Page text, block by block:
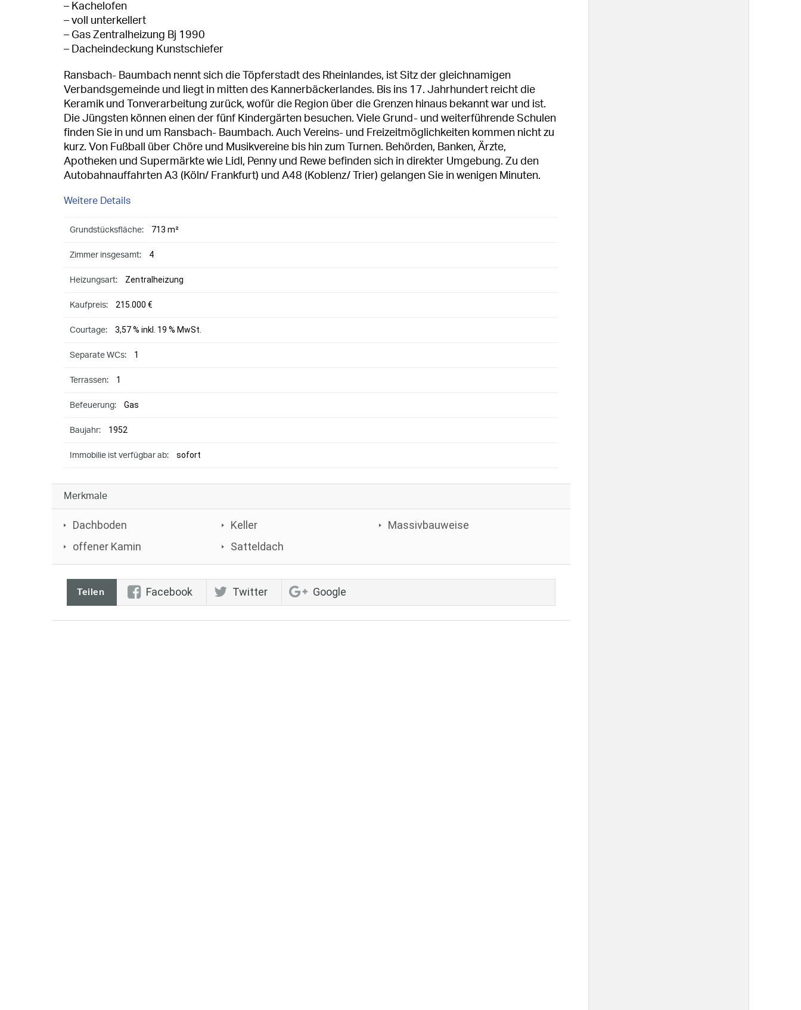
– Kachelofen
– voll unterkellert
– Gas Zentralheizung Bj 1990
– Dacheindeckung Kunstschiefer
Ransbach- Baumbach nennt sich die Töpferstadt des Rheinlandes, ist Sitz der gleichnamigen
Verbandsgemeinde und liegt in mitten des Kannerbäckerlandes. Bis ins 17. Jahrhundert reicht die
Keramik und Tonverarbeitung zurück, wofür die Region über die Grenzen hinaus bekannt war und ist.
Die Jüngsten können einen der fünf Kindergärten besuchen. Viele Grund- und weiterführende Schulen
finden Sie in und um Ransbach- Baumbach. Auch Vereins- und Freizeitmöglichkeiten kommen nicht zu
kurz. Von Fußball über Chöre und Musikvereine bis hin zum Turnen. Behörden, Banken, Ärzte,
Apotheken und Supermärkte wie Lidl, Penny und Rewe befinden sich in direkter Umgebung. Zu den
Autobahnauffahrten A3 (Köln/ Frankfurt) und A48 (Koblenz/ Trier) gelangen Sie in wenigen Minuten.
Weitere Details
Grundstücksfläche: 713 m²
Zimmer insgesamt: 4
Heizungsart: Zentralheizung
Kaufpreis: 215.000 €
Courtage: 3,57 % inkl. 19 % MwSt.
Separate WCs: 1
Terrassen: 1
Befeuerung: Gas
Baujahr: 1952
Immobilie ist verfügbar ab: sofort
Merkmale
Dachboden Keller
Massivbauweise
offener Kamin
Satteldach
Teilen Facebook Twitter Google